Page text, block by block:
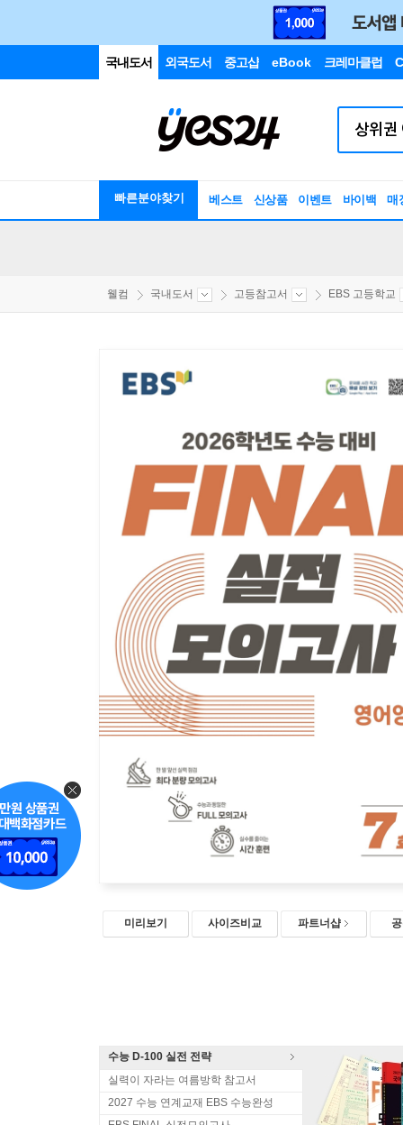
국내도서 외국도서 중고샵 eBook 크레마클럽
빠른분야찾기 베스트 신상품 이벤트 바이백 매
웰컴 국내도서 고등참고서 EBS 고등학교
미리보기 사이즈비교 파트너샵
수능 D-100 실전 전략
실력이 자라는 여름방학 참고서
2027 수능 연계교재 EBS 수능완성